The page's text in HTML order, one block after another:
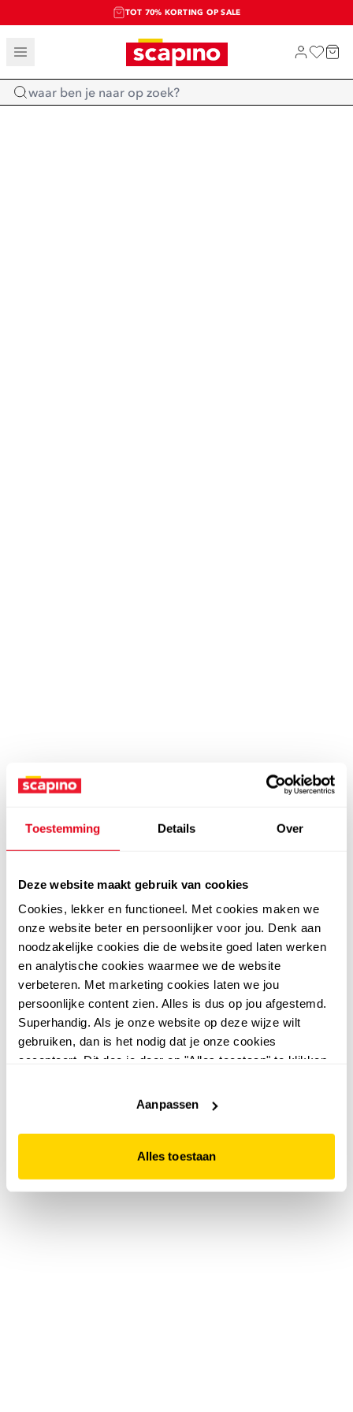
Toestemming Details Over
Deze website maakt gebruik van cookies
Cookies, lekker en functioneel. Met cookies maken we
onze website beter en persoonlijker voor jou. Denk aan
noodzakelijke cookies die de website goed laten werken
en analytische cookies waarmee we de website
verbeteren. Met marketing cookies laten we jou
persoonlijke content zien. Alles is dus op jou afgestemd.
Superhandig. Als je onze website op deze wijze wilt
gebruiken, dan is het nodig dat je onze cookies
accepteert. Dit doe je door op "Alles toestaan" te klikken.
website niet optimaal functioneert.
Aanpassen
Alles toestaan
TOT 70% KORTING OP SALE
SALE: LAATSTE KANS!
SHOP NIEUW
Home